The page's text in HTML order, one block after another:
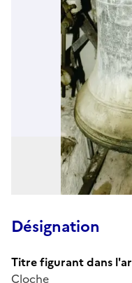
Désignation
Titre figurant dans
Cloche